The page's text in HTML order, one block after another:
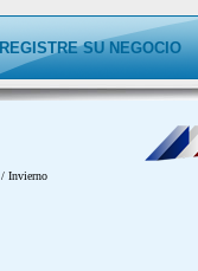
REGISTRE SU NEGOCIO
/ Invierno